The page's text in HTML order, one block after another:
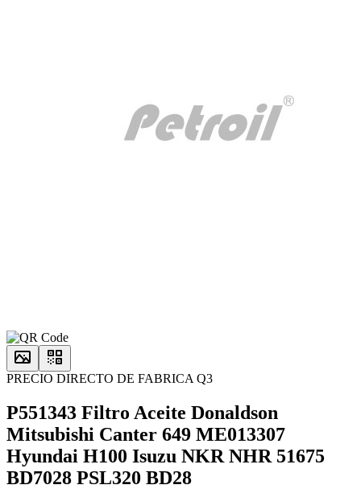
PRECIO DIRECTO DE FABRICA Q3
P551343 Filtro Aceite Donaldson
Mitsubishi Canter 649 ME013307
Hyundai H100 Isuzu NKR NHR 51675
BD7028 PSL320 BD28